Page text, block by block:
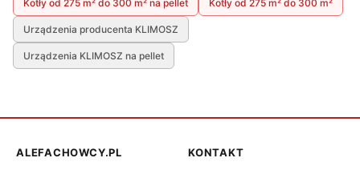
Kotły od 275 m² do 300 m² na pellet Kotły od 275 m² do 300 m²
Urządzenia producenta KLIMOSZ
Urządzenia KLIMOSZ na pellet
ALEFACHOWCY.PL KONTAKT